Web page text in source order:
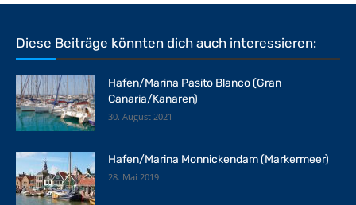
Diese Beiträge könnten dich auch interessieren:
Hafen/Marina Pasito Blanco (Gran
Canaria/Kanaren)
30. August 2021
Hafen/Marina Monnickendam (Markermeer)
28. Mai 2019